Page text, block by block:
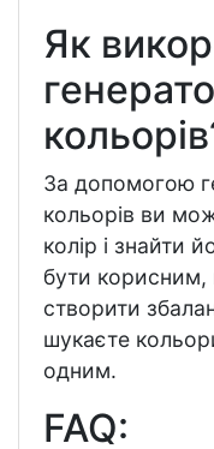
Як
За допомогою
кольорів ви
колір і знайти
бути корисним,
створити
шукаєте
одним.
FAQ: